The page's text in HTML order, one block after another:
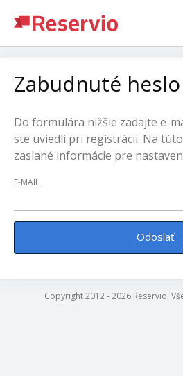
Zabudnuté heslo
Do formulára nižšie zadajte e-
ste uviedli pri registrácii. Na
zaslané informácie pre
E-MAIL
Odoslať
Copyright 2012 - 2026 Reservio.